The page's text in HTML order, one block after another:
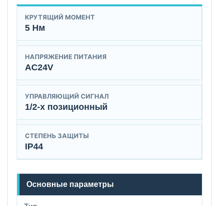
КРУТЯЩИЙ МОМЕНТ
5 Нм
НАПРЯЖЕНИЕ ПИТАНИЯ
AC24V
УПРАВЛЯЮЩИЙ СИГНАЛ
1/2-х позиционный
СТЕПЕНЬ ЗАЩИТЫ
IP44
Основные параметры